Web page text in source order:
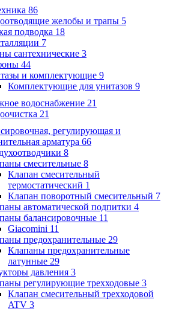
86
желобы и трапы 5
подводка 18
7
сантехнические 3
44
и комплектующие 9
Комплектующие для унитазов 9
водоснабжение 21
21
регулирующая и
арматура 66
8
cмесительные 8
Клапан cмесительный
термостатический 1
Клапан поворотный cмесительный 7
автоматической подпитки 4
балансировочные 11
Giacomini 11
предохранительные 29
Клапаны предохранительные
латунные 29
давления 3
регулирующие трехходовые 3
Клапан смесительный трехходовой
ATV 3